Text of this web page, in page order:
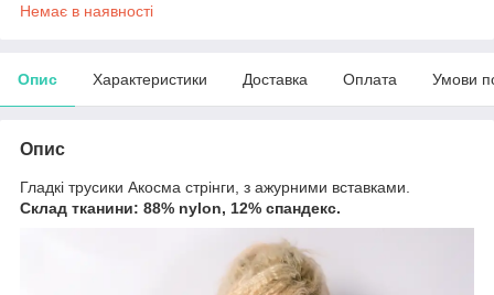
Немає в наявності
Опис Характеристики Доставка Оплата Умови
Опис
Гладкі трусики Акосма стрінги, з ажурними вставками.
Склад тканини: 88% nylon, 12% спандекс.